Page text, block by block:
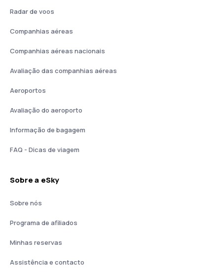
Radar de voos
Companhias aéreas
Companhias aéreas nacionais
Avaliação das companhias aéreas
Aeroportos
Avaliação do aeroporto
Informação de bagagem
FAQ - Dicas de viagem
Sobre a eSky
Sobre nós
Programa de afiliados
Minhas reservas
Assistência e contacto